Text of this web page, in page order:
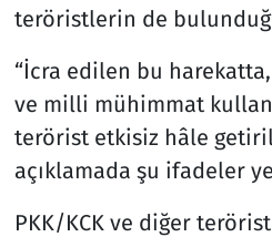
teröristlerin de
“İcra edilen bu
ve milli mühimmat
terörist etkisiz hâle
açıklamada şu ifadeler
PKK/KCK ve diğer
Televizyon